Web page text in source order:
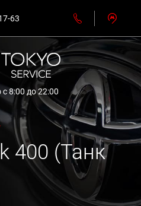
63
8:00 до 22:00
400 (Танк